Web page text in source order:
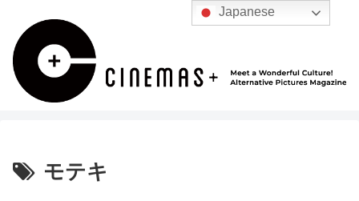
モテキ
Japanese